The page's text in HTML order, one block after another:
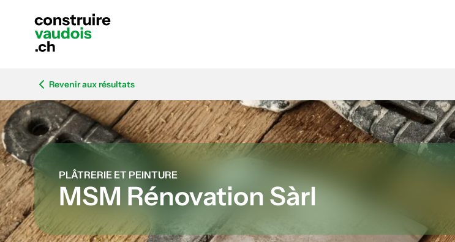
Revenir aux résultats
PLÂTRERIE ET PEINTURE
MSM Rénovation Sàrl